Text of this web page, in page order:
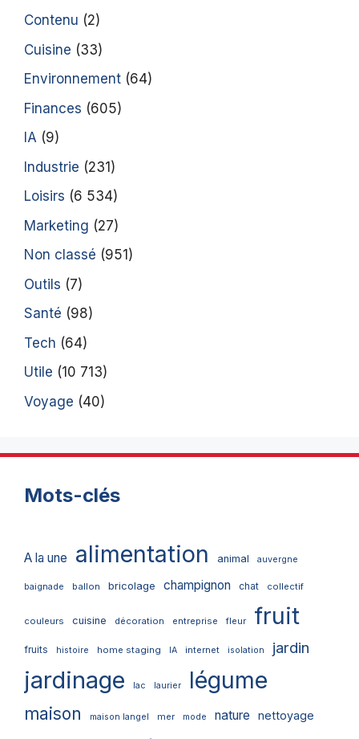
Contenu (2)
Cuisine (33)
Environnement (64)
Finances (605)
IA (9)
Industrie (231)
Loisirs (6 534)
Marketing (27)
Non classé (951)
Outils (7)
Santé (98)
Tech (64)
Utile (10 713)
Voyage (40)
Mots-clés
A la une alimentation animal auvergne
baignade ballon bricolage champignon chat collectif
couleurs cuisine décoration entreprise fleur fruit
fruits histoire home staging IA internet isolation jardin
jardinage lac laurier légume
maison maison langel mer mode nature nettoyage